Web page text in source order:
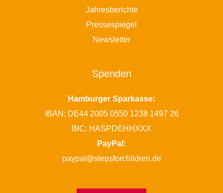
Jahresberichte
Pressespiegel
Newsletter
Spenden
Hamburger Sparkasse:
IBAN: DE44 2005 0550 1238 1497 26
BIC: HASPDEHHXXX
PayPal:
paypal@stepsforchildren.de